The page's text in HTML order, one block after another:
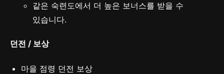
같은 숙련도에서 더 높은 보너스를 받을 수
있습니다.
던전 / 보상
마을 점령 던전 보상